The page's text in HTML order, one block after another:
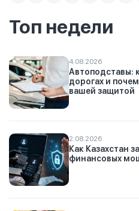
Топ недели
4.08.2026
Автоподставы:
дорогах и
вашей защитой
2.08.2026
Как Казахстан
финансовых